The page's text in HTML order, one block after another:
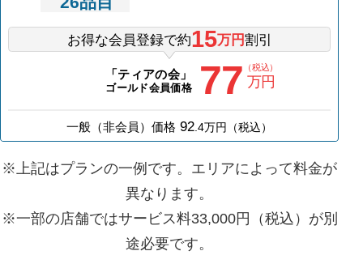
お得な会員登録で約15万円割引
「ティアの会」
ゴールド会員価格 77 万円
（税込）
一般（非会員）価格 92. 4万円（税込）
※上記はプランの一例です。エリアによって料金が
異なります。
※一部の店舗ではサービス料33,000円（税込）が別
途必要です。